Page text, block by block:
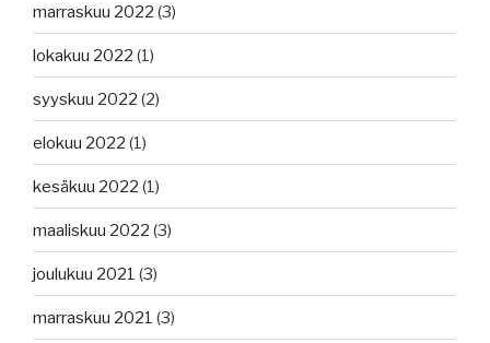
marraskuu 2022 (3)
lokakuu 2022 (1)
syyskuu 2022 (2)
elokuu 2022 (1)
kesäkuu 2022 (1)
maaliskuu 2022 (3)
joulukuu 2021 (3)
marraskuu 2021 (3)